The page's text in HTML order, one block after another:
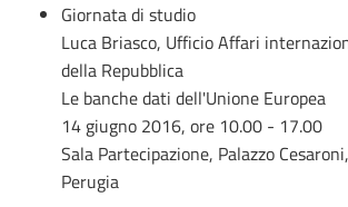
Giornata di studio
Luca Briasco, Ufficio Affari
della Repubblica
Le banche dati dell'Unione Europea
14 giugno 2016, ore 10.00 - 17.00
Sala Partecipazione, Palazzo
Perugia